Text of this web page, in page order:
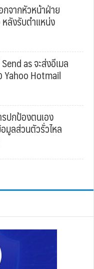
จากหัวหน้าฝ่าย
ลังรับตำแหน่ง
as จะส่งอีเมล
Yahoo Hotmail
ปกป้องตนเอง
มูลส่วนตัวรั่วไหล